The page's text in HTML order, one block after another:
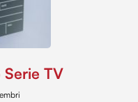
TV